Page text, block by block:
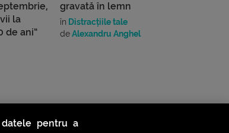
la
de ani”
gravată în lemn
în Distracțiile tale
deAlexandru Anghel
pentru a